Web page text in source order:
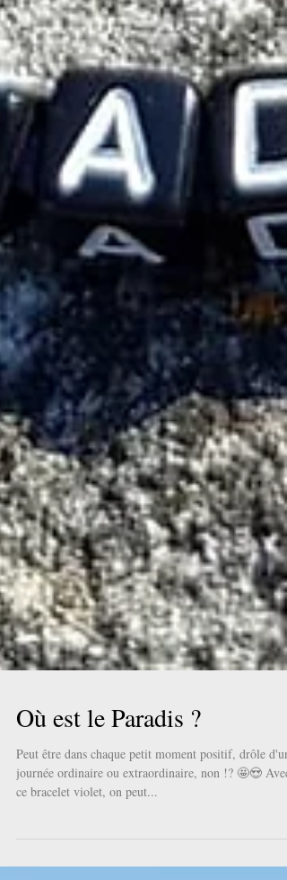
Où est le Paradis ?
ce bracelet violet, on peut...